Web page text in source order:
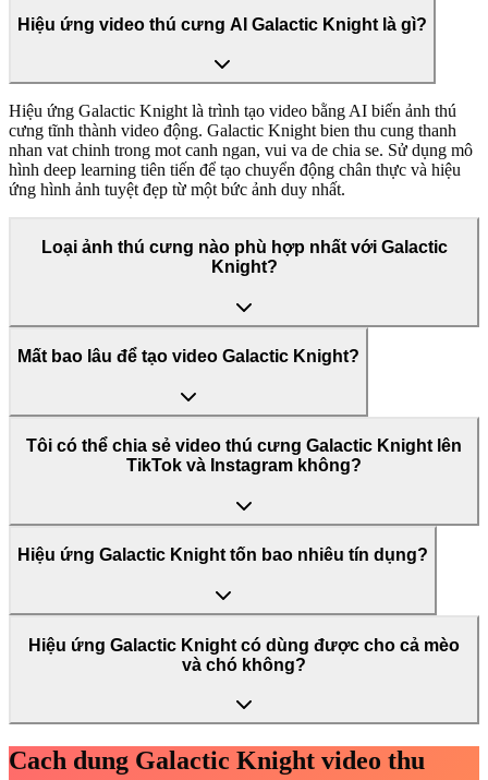
Hiệu ứng video thú cưng AI Galactic Knight là gì?
Hiệu ứng Galactic Knight là trình tạo video bằng AI biến ảnh thú
cưng tĩnh thành video động. Galactic Knight bien thu cung thanh
nhan vat chinh trong mot canh ngan, vui va de chia se. Sử dụng mô
hình deep learning tiên tiến để tạo chuyển động chân thực và hiệu
ứng hình ảnh tuyệt đẹp từ một bức ảnh duy nhất.
Loại ảnh thú cưng nào phù hợp nhất với Galactic
Knight?
Mất bao lâu để tạo video Galactic Knight?
Tôi có thể chia sẻ video thú cưng Galactic Knight lên
TikTok và Instagram không?
Hiệu ứng Galactic Knight tốn bao nhiêu tín dụng?
Hiệu ứng Galactic Knight có dùng được cho cả mèo
và chó không?
Cach dung Galactic Knight video thu